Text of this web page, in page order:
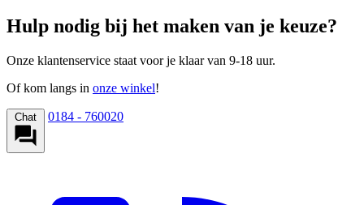
Hulp nodig bij het maken van je keuze?
Onze klantenservice staat voor je klaar van 9-18 uur.
Of kom langs in onze winkel!
Chat 0184 - 760020